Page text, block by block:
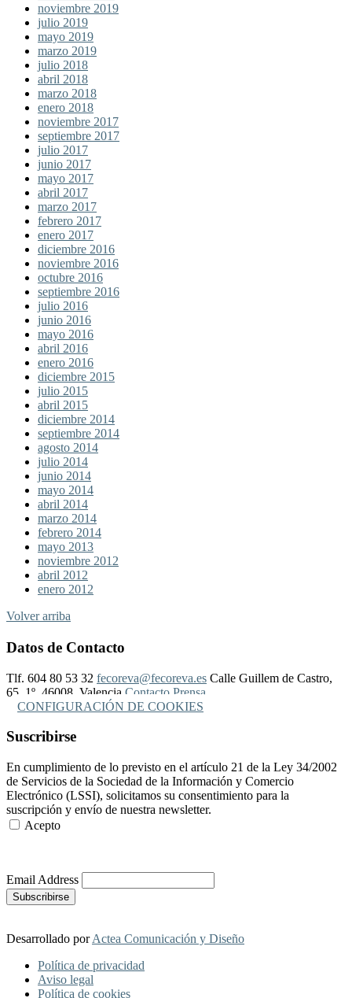
noviembre 2019
julio 2019
mayo 2019
marzo 2019
julio 2018
abril 2018
marzo 2018
enero 2018
noviembre 2017
septiembre 2017
julio 2017
junio 2017
mayo 2017
abril 2017
marzo 2017
febrero 2017
enero 2017
diciembre 2016
noviembre 2016
octubre 2016
septiembre 2016
julio 2016
junio 2016
mayo 2016
abril 2016
enero 2016
diciembre 2015
julio 2015
abril 2015
diciembre 2014
septiembre 2014
agosto 2014
julio 2014
junio 2014
mayo 2014
abril 2014
marzo 2014
febrero 2014
mayo 2013
noviembre 2012
abril 2012
enero 2012
Volver arriba
Datos de Contacto
Tlf. 604 80 53 32 fecoreva@fecoreva.es Calle Guillem de Castro,
65, 1º, 46008, Valencia Contacto Prensa
CONFIGURACIÓN DE COOKIES
Suscribirse
En cumplimiento de lo previsto en el artículo 21 de la Ley 34/2002
de Servicios de la Sociedad de la Información y Comercio
Electrónico (LSSI), solicitamos su consentimiento para la
suscripción y envío de nuestra newsletter.
Acepto
Email Address
Desarrollado porActea Comunicación y Diseño
Política de privacidad
Aviso legal
Política de cookies